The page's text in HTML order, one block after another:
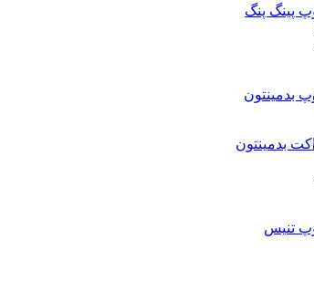
پینگ پنگ
بدمینتون
بدمینتون
تنیس